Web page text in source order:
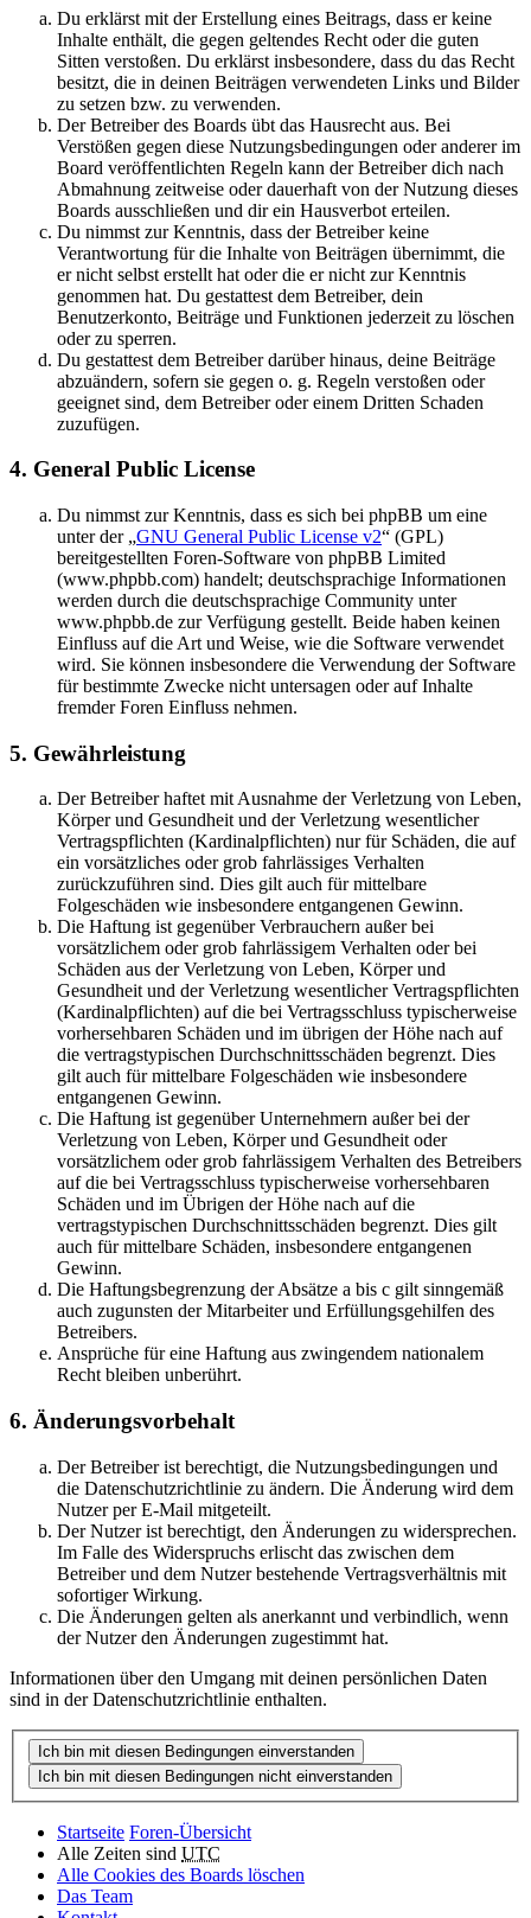
Du erklärst mit der Erstellung eines Beitrags, dass er keine
Inhalte enthält, die gegen geltendes Recht oder die guten
Sitten verstoßen. Du erklärst insbesondere, dass du das Recht
besitzt, die in deinen Beiträgen verwendeten Links und Bilder
zu setzen bzw. zu verwenden.
Der Betreiber des Boards übt das Hausrecht aus. Bei
Verstößen gegen diese Nutzungsbedingungen oder anderer im
Board veröffentlichten Regeln kann der Betreiber dich nach
Abmahnung zeitweise oder dauerhaft von der Nutzung dieses
Boards ausschließen und dir ein Hausverbot erteilen.
Du nimmst zur Kenntnis, dass der Betreiber keine
Verantwortung für die Inhalte von Beiträgen übernimmt, die
er nicht selbst erstellt hat oder die er nicht zur Kenntnis
genommen hat. Du gestattest dem Betreiber, dein
Benutzerkonto, Beiträge und Funktionen jederzeit zu löschen
oder zu sperren.
Du gestattest dem Betreiber darüber hinaus, deine Beiträge
abzuändern, sofern sie gegen o. g. Regeln verstoßen oder
geeignet sind, dem Betreiber oder einem Dritten Schaden
zuzufügen.
4. General Public License
Du nimmst zur Kenntnis, dass es sich bei phpBB um eine
unter der „GNU General Public License v2“ (GPL)
bereitgestellten Foren-Software von phpBB Limited
(www.phpbb.com) handelt; deutschsprachige Informationen
werden durch die deutschsprachige Community unter
www.phpbb.de zur Verfügung gestellt. Beide haben keinen
Einfluss auf die Art und Weise, wie die Software verwendet
wird. Sie können insbesondere die Verwendung der Software
für bestimmte Zwecke nicht untersagen oder auf Inhalte
fremder Foren Einfluss nehmen.
5. Gewährleistung
Der Betreiber haftet mit Ausnahme der Verletzung von Leben,
Körper und Gesundheit und der Verletzung wesentlicher
Vertragspflichten (Kardinalpflichten) nur für Schäden, die auf
ein vorsätzliches oder grob fahrlässiges Verhalten
zurückzuführen sind. Dies gilt auch für mittelbare
Folgeschäden wie insbesondere entgangenen Gewinn.
Die Haftung ist gegenüber Verbrauchern außer bei
vorsätzlichem oder grob fahrlässigem Verhalten oder bei
Schäden aus der Verletzung von Leben, Körper und
Gesundheit und der Verletzung wesentlicher Vertragspflichten
(Kardinalpflichten) auf die bei Vertragsschluss typischerweise
vorhersehbaren Schäden und im übrigen der Höhe nach auf
die vertragstypischen Durchschnittsschäden begrenzt. Dies
gilt auch für mittelbare Folgeschäden wie insbesondere
entgangenen Gewinn.
Die Haftung ist gegenüber Unternehmern außer bei der
Verletzung von Leben, Körper und Gesundheit oder
vorsätzlichem oder grob fahrlässigem Verhalten des Betreibers
auf die bei Vertragsschluss typischerweise vorhersehbaren
Schäden und im Übrigen der Höhe nach auf die
vertragstypischen Durchschnittsschäden begrenzt. Dies gilt
auch für mittelbare Schäden, insbesondere entgangenen
Gewinn.
Die Haftungsbegrenzung der Absätze a bis c gilt sinngemäß
auch zugunsten der Mitarbeiter und Erfüllungsgehilfen des
Betreibers.
Ansprüche für eine Haftung aus zwingendem nationalem
Recht bleiben unberührt.
6. Änderungsvorbehalt
Der Betreiber ist berechtigt, die Nutzungsbedingungen und
die Datenschutzrichtlinie zu ändern. Die Änderung wird dem
Nutzer per E-Mail mitgeteilt.
Der Nutzer ist berechtigt, den Änderungen zu widersprechen.
Im Falle des Widerspruchs erlischt das zwischen dem
Betreiber und dem Nutzer bestehende Vertragsverhältnis mit
sofortiger Wirkung.
Die Änderungen gelten als anerkannt und verbindlich, wenn
der Nutzer den Änderungen zugestimmt hat.
Informationen über den Umgang mit deinen persönlichen Daten
sind in der Datenschutzrichtlinie enthalten.
Startseite Foren-Übersicht
Alle Zeiten sind UTC
Alle Cookies des Boards löschen
Das Team